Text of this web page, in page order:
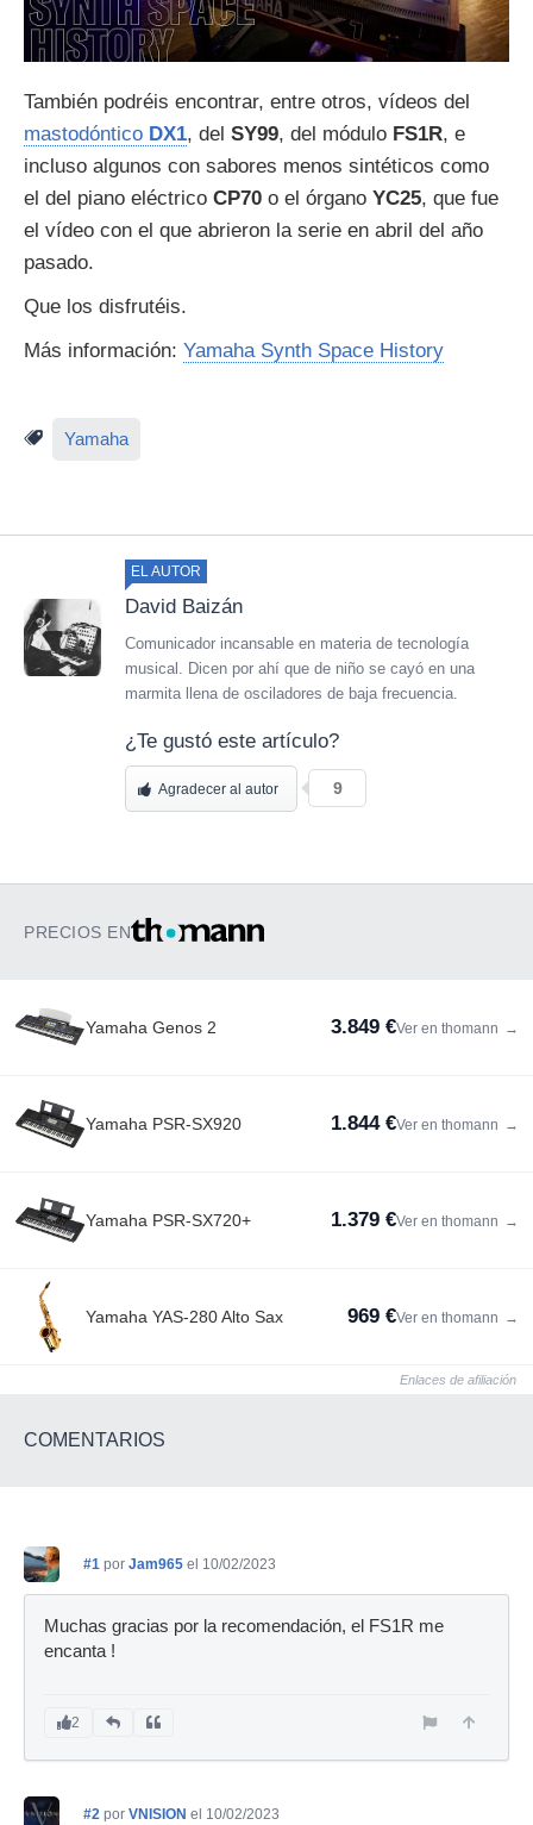
También podréis encontrar, entre otros, vídeos del
mastodóntico DX1, del SY99, del módulo FS1R, e
incluso algunos con sabores menos sintéticos como
el del piano eléctrico CP70 o el órgano YC25, que fue
el vídeo con el que abrieron la serie en abril del año
pasado.
Que los disfrutéis.
Más información: Yamaha Synth Space History
Yamaha
EL AUTOR
David Baizán
Comunicador incansable en materia de tecnología
musical. Dicen por ahí que de niño se cayó en una
marmita llena de osciladores de baja frecuencia.
¿Te gustó este artículo?
Agradecer al autor 9
PRECIOS EN
Yamaha Genos 2 3.849 €Ver en thomann →
Yamaha PSR-SX920 1.844 €Ver en thomann →
Yamaha PSR-SX720+ 1.379 €Ver en thomann →
Yamaha YAS-280 Alto Sax 969 €Ver en thomann →
Enlaces de afiliación
COMENTARIOS
#1 por Jam965 el 10/02/2023
Muchas gracias por la recomendación, el FS1R me
encanta !
2
#2 por VNISION el 10/02/2023